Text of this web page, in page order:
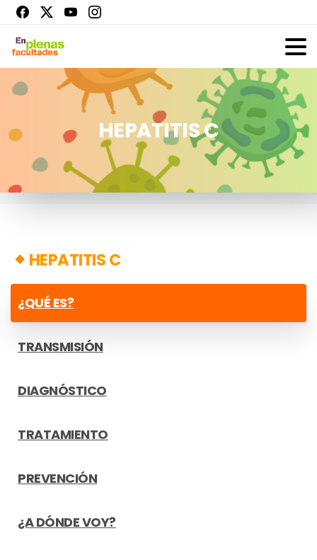
HEPATITIS C
HEPATITIS C
¿QUÉ ES?
TRANSMISIÓN
DIAGNÓSTICO
TRATAMIENTO
PREVENCIÓN
¿A DÓNDE VOY?